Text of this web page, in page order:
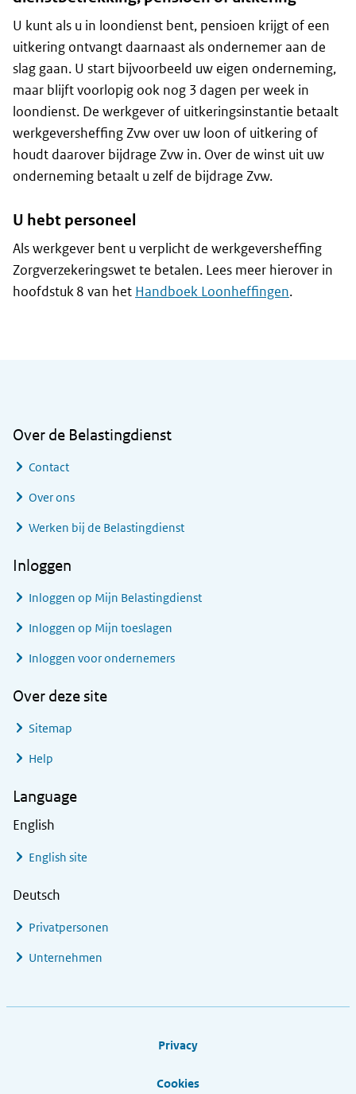
U kunt als u in loondienst bent, pensioen krijgt of een
uitkering ontvangt daarnaast als ondernemer aan de
slag gaan. U start bijvoorbeeld uw eigen onderneming,
maar blijft voorlopig ook nog 3 dagen per week in
loondienst. De werkgever of uitkeringsinstantie betaalt
werkgeversheffing Zvw over uw loon of uitkering of
houdt daarover bijdrage Zvw in. Over de winst uit uw
onderneming betaalt u zelf de bijdrage Zvw.
U hebt personeel
Als werkgever bent u verplicht de werkgeversheffing
Zorgverzekeringswet te betalen. Lees meer hierover in
hoofdstuk 8 van het Handboek Loonheffingen.
Over de Belastingdienst
Contact
Over ons
Werken bij de Belastingdienst
Inloggen
Inloggen op Mijn Belastingdienst
Inloggen op Mijn toeslagen
Inloggen voor ondernemers
Over deze site
Sitemap
Help
Language
English
English site
Deutsch
Privatpersonen
Unternehmen
Privacy
Cookies